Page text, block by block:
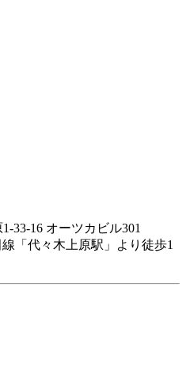
33-16 オーツカビル301
「代々木上原駅」より徒歩1